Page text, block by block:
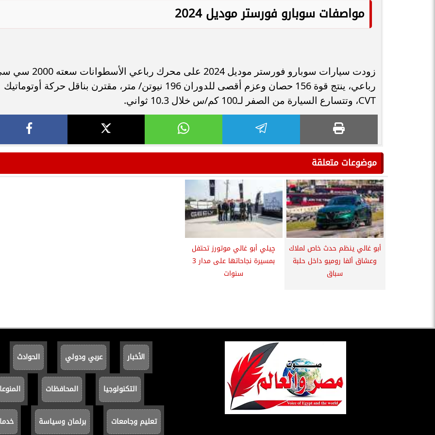
مواصفات سوبارو فورستر موديل 2024
زودت سيارات سوبارو فورستر موديل 2024 على محرك رباعي
رباعي، ينتج قوة 156 حصان وعزم أقصى للدوران 196 نيوتن/ متر، مقترن بناقل حركة أوتوماتيك
CVT، وتتسارع السيارة من الصفر لـ100 كم/س خلال 10.3 ثواني.
موضوعات متعلقة
أبو غالي ينظم حدث خاص لملاك
وعشاق ألفا روميو داخل حلبة
سباق
چيلي أبو غالي موتورز تحتفل
بمسيرة نجاحاتها على مدار 3
سنوات
الأخبار عربي ودولي الحوادث
التكنولوجيا المحافظات
تعليم وجامعات برلمان وسياسة